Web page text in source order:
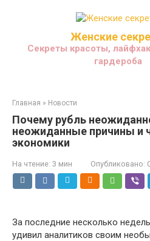
Женские
Секреты красоты,
гардероба
Главная » Новости
Почему рубль
неожиданные причины и
экономики
На чтение: 3 мин Опубликовано:
За последние несколько
удивил аналитиков своим